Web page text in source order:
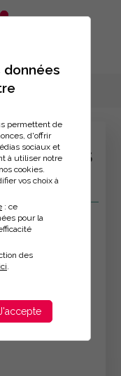
données
permettent de
d'offrir
sociaux et
à utiliser notre
cookies.
vos choix à
: ce
pour la
des
DES